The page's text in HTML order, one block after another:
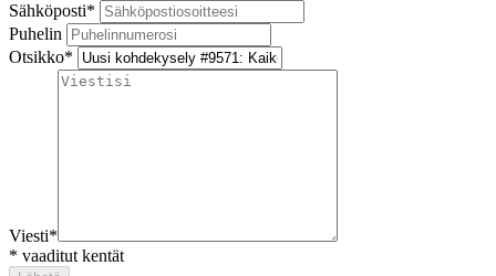
Sähköposti*
Puhelin
Otsikko*
Viesti*
* vaaditut kentät